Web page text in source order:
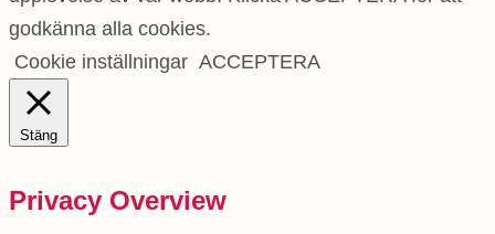
godkänna alla cookies.
Cookie inställningar ACCEPTERA
Stäng
Privacy Overview